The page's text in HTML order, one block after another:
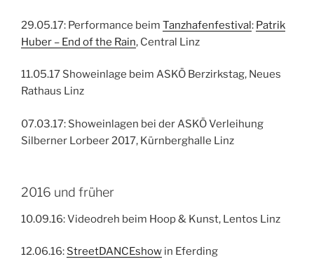
29.05.17: Performance beim Tanzhafenfestival: Patrik
Huber – End of the Rain, Central Linz
11.05.17 Showeinlage beim ASKÖ Berzirkstag, Neues
Rathaus Linz
07.03.17: Showeinlagen bei der ASKÖ Verleihung
Silberner Lorbeer 2017, Kürnberghalle Linz
2016 und früher
10.09.16: Videodreh beim Hoop & Kunst, Lentos Linz
12.06.16: StreetDANCEshow in Eferding